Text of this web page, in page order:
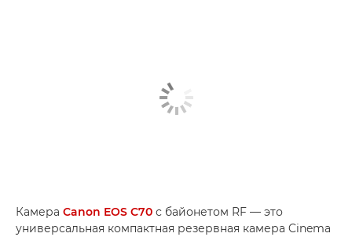
Камера Canon EOS C70 с байонетом RF — это
универсальная компактная резервная камера Cinema